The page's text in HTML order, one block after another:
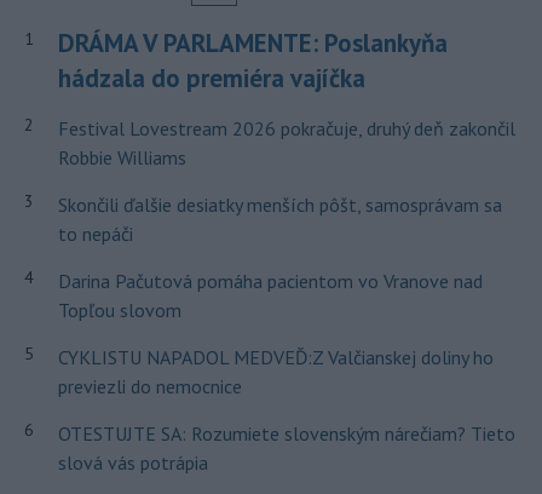
1
DRÁMA V PARLAMENTE: Poslankyňa
hádzala do premiéra vajíčka
2
Festival Lovestream 2026 pokračuje, druhý deň zakončil
Robbie Williams
3
Skončili ďalšie desiatky menších pôšt, samosprávam sa
to nepáči
4
Darina Pačutová pomáha pacientom vo Vranove nad
Topľou slovom
5
CYKLISTU NAPADOL MEDVEĎ:Z Valčianskej doliny ho
previezli do nemocnice
6
OTESTUJTE SA: Rozumiete slovenským nárečiam? Tieto
slová vás potrápia